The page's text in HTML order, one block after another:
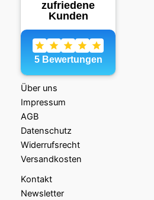
Über uns
Impressum
AGB
Datenschutz
Widerrufsrecht
Versandkosten
Kontakt
Newsletter